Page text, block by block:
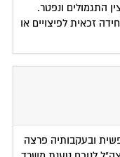
התגמולים ונפטר.
זכאית לפיצויים או
ובעקבותיה פרצה